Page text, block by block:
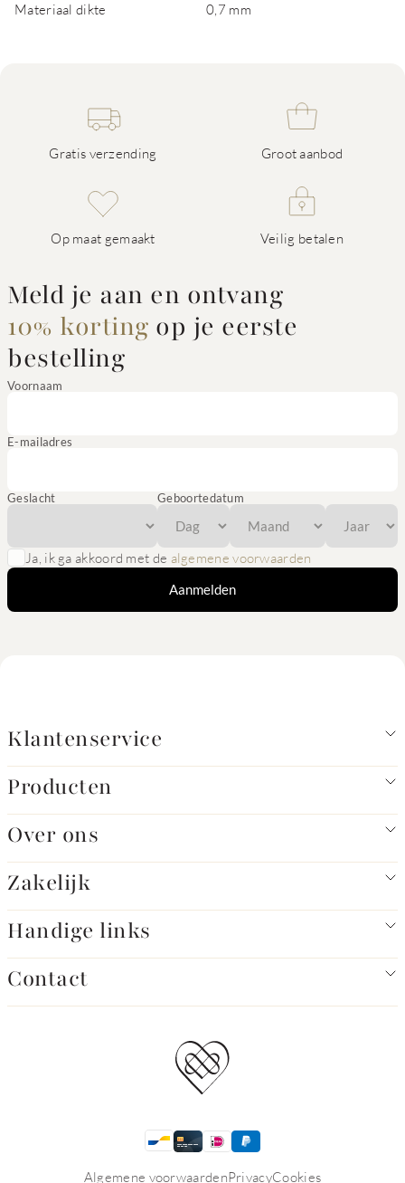
Materiaal dikte
0,7 mm
Gratis verzending Groot aanbod
Op maat gemaakt Veilig betalen
Meld je aan en ontvang
10% korting op je eerste
bestelling
Voornaam
E-mailadres
Geslacht Geboortedatum
Ja, ik ga akkoord met de algemene voorwaarden
Aanmelden
Klantenservice
Producten
Over ons
Zakelijk
Handige links
Contact
Algemene voorwaardenPrivacyCookies